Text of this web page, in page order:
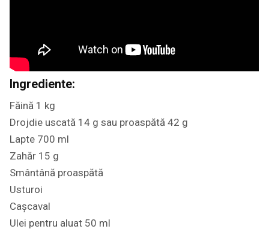
Ingrediente:
Făină 1 kg
Drojdie uscată 14 g sau proaspătă 42 g
Lapte 700 ml
Zahăr 15 g
Smântână proaspătă
Usturoi
Cașcaval
Ulei pentru aluat 50 ml